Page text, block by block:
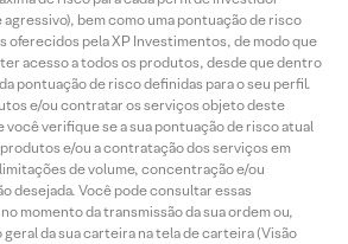
bem como uma pontuação de risco
oferecidos pela XP Investimentos, de modo que
acesso a todos os produtos, desde que dentro
pontuação de risco definidas para o seu perfil.
e/ou contratar os serviços objeto deste
verifique se a sua pontuação de risco atual
e/ou a contratação dos serviços em
de volume, concentração e/ou
desejada. Você pode consultar essas
momento da transmissão da sua ordem ou,
da sua carteira na tela de carteira (Visão